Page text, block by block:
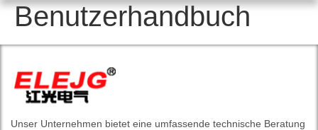
Benutzerhandbuch
Unser Unternehmen bietet eine umfassende technische Beratung